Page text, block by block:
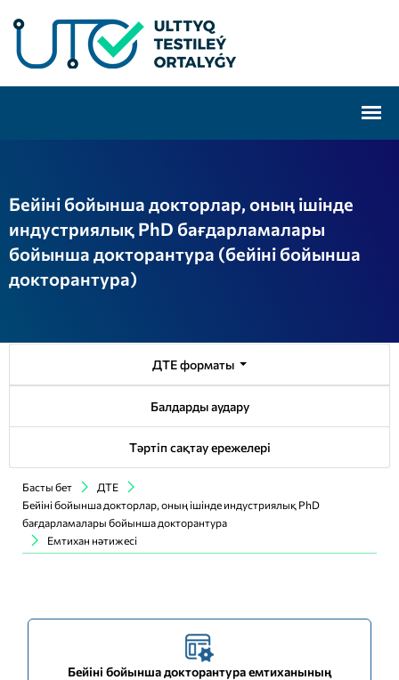
Бейіні бойынша докторлар, оның ішінде
индустриялық PhD бағдарламалары
бойынша докторантура (бейіні бойынша
докторантура)
ДТЕ форматы
Балдарды аудару
Тәртіп сақтау ережелері
Басты бет
ДТЕ
Бейіні бойынша докторлар, оның ішінде индустриялық PhD
бағдарламалары бойынша докторантура
Емтихан нәтижесі
Бейіні бойынша докторантура емтиханының